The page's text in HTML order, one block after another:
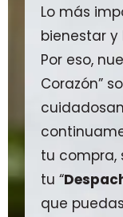
Lo más
bienestar
Por eso,
Corazón”
tu compra,
tu “
que